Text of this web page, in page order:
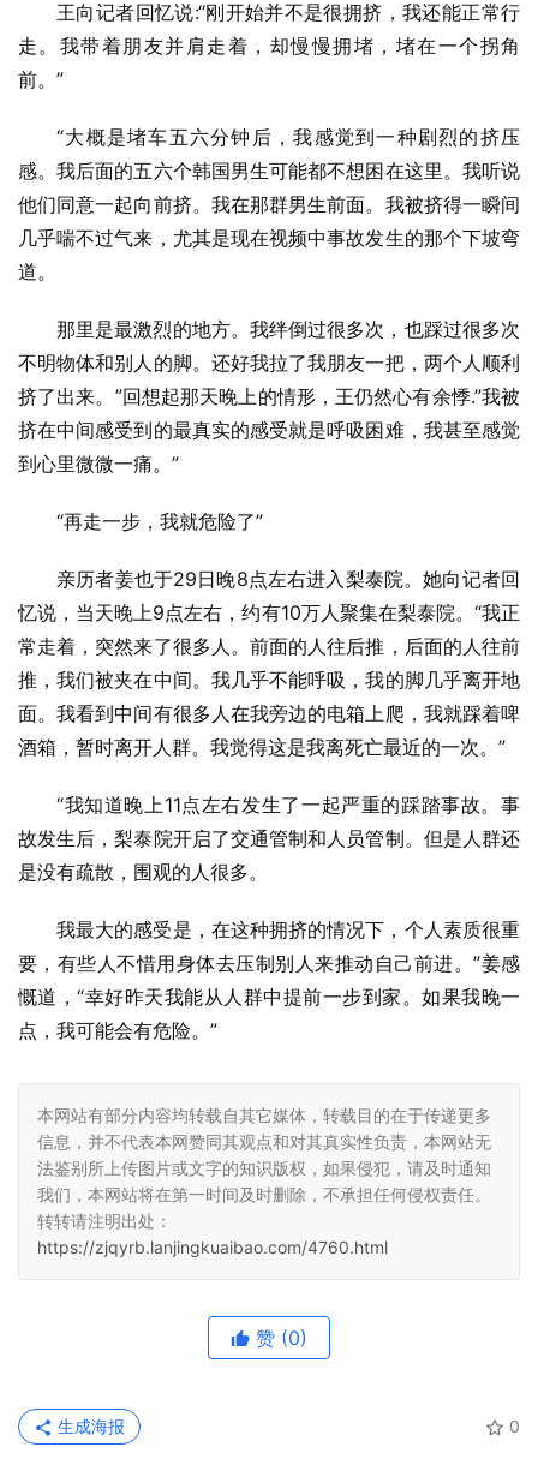
王向记者回忆说:“刚开始并不是很拥挤，我还能正常行
走。我带着朋友并肩走着，却慢慢拥堵，堵在一个拐角
前。”
“大概是堵车五六分钟后，我感觉到一种剧烈的挤压
感。我后面的五六个韩国男生可能都不想困在这里。我听说
他们同意一起向前挤。我在那群男生前面。我被挤得一瞬间
几乎喘不过气来，尤其是现在视频中事故发生的那个下坡弯
道。
那里是最激烈的地方。我绊倒过很多次，也踩过很多次
不明物体和别人的脚。还好我拉了我朋友一把，两个人顺利
挤了出来。”回想起那天晚上的情形，王仍然心有余悸.”我被
挤在中间感受到的最真实的感受就是呼吸困难，我甚至感觉
到心里微微一痛。”
“再走一步，我就危险了”
亲历者姜也于29日晚8点左右进入梨泰院。她向记者回
忆说，当天晚上9点左右，约有10万人聚集在梨泰院。“我正
常走着，突然来了很多人。前面的人往后推，后面的人往前
推，我们被夹在中间。我几乎不能呼吸，我的脚几乎离开地
面。我看到中间有很多人在我旁边的电箱上爬，我就踩着啤
酒箱，暂时离开人群。我觉得这是我离死亡最近的一次。”
“我知道晚上11点左右发生了一起严重的踩踏事故。事
故发生后，梨泰院开启了交通管制和人员管制。但是人群还
是没有疏散，围观的人很多。
我最大的感受是，在这种拥挤的情况下，个人素质很重
要，有些人不惜用身体去压制别人来推动自己前进。”姜感
慨道，“幸好昨天我能从人群中提前一步到家。如果我晚一
点，我可能会有危险。”
本网站有部分内容均转载自其它媒体，转载目的在于传递更多
信息，并不代表本网赞同其观点和对其真实性负责，本网站无
法鉴别所上传图片或文字的知识版权，如果侵犯，请及时通知
我们，本网站将在第一时间及时删除，不承担任何侵权责任。
转转请注明出处：
https://zjqyrb.lanjingkuaibao.com/4760.html
赞 (0)
0
生成海报